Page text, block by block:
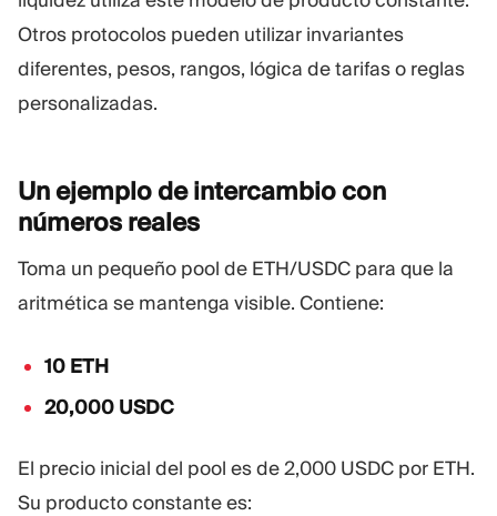
Otros protocolos pueden utilizar invariantes
diferentes, pesos, rangos, lógica de tarifas o reglas
personalizadas.
Un ejemplo de intercambio con
números reales
Toma un pequeño pool de ETH/USDC para que la
aritmética se mantenga visible. Contiene:
10 ETH
20,000 USDC
El precio inicial del pool es de 2,000 USDC por ETH.
Su producto constante es: